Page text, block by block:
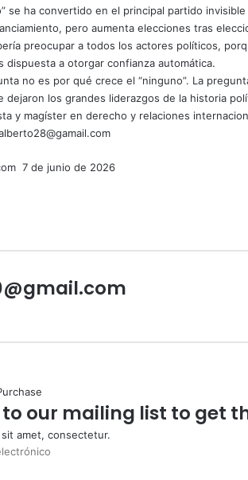
se ha convertido en el principal partido
pero aumenta elecciones tras
preocupar a todos los actores políticos,
dispuesta a otorgar confianza automática.
no es por qué crece el “ninguno”. La
dejaron los grandes liderazgos de la historia
y magíster en derecho y relaciones
Send
7 de junio de 2026
to our mailing list to get
amet, consectetur.